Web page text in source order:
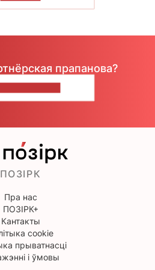
прапанова?
ПОЗІРК
Пра нас
ПОЗІРК+
Кантакты
cookie
прыватнасці
і ўмовы